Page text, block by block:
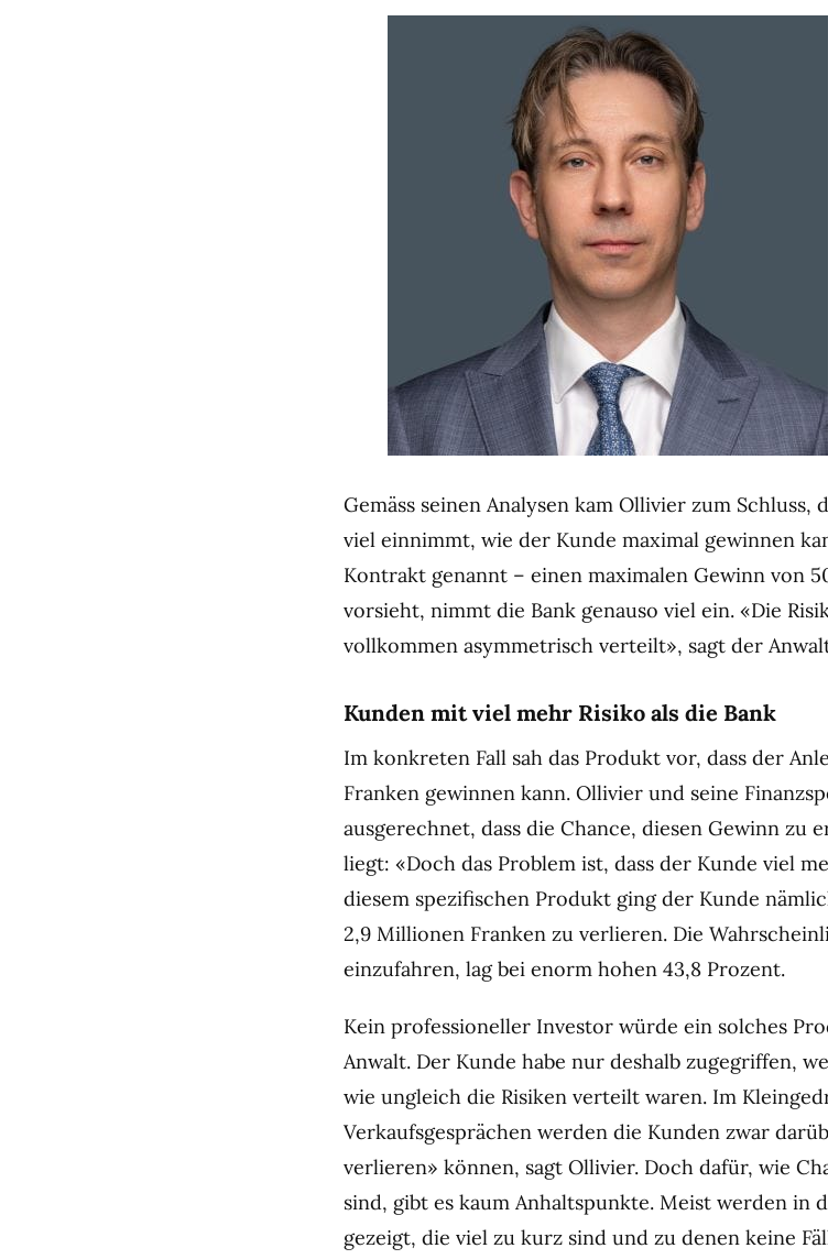
Gemäss seinen Analysen kam Ollivier zum Schluss,
viel einnimmt, wie der Kunde maximal gewinnen
Kontrakt genannt – einen maximalen Gewinn von
vorsieht, nimmt die Bank genauso viel ein. «Die
vollkommen asymmetrisch verteilt», sagt der
Kunden mit viel mehr Risiko als die Bank
Im konkreten Fall sah das Produkt vor, dass der
Franken gewinnen kann. Ollivier und seine
ausgerechnet, dass die Chance, diesen Gewinn zu
liegt: «Doch das Problem ist, dass der Kunde viel
diesem spezifischen Produkt ging der Kunde
2,9 Millionen Franken zu verlieren. Die
einzufahren, lag bei enorm hohen 43,8 Prozent.
Kein professioneller Investor würde ein solches
Anwalt. Der Kunde habe nur deshalb zugegriffen,
wie ungleich die Risiken verteilt waren. Im
Verkaufsgesprächen werden die Kunden zwar
verlieren» können, sagt Ollivier. Doch dafür, wie
sind, gibt es kaum Anhaltspunkte. Meist werden in
gezeigt, die viel zu kurz sind und zu denen keine